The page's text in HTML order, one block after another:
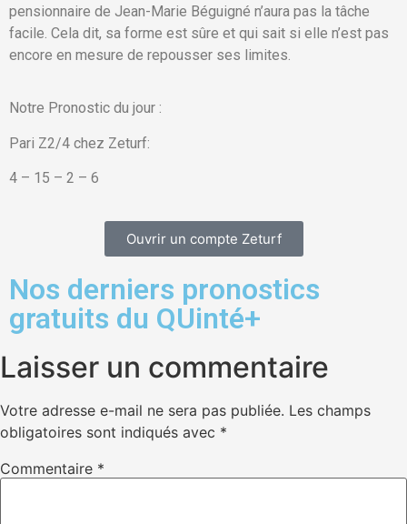
pensionnaire de Jean-Marie Béguigné n’aura pas la tâche
facile. Cela dit, sa forme est sûre et qui sait si elle n’est pas
encore en mesure de repousser ses limites.
Notre Pronostic du jour :
Pari Z2/4 chez Zeturf:
4 – 15 – 2 – 6
Ouvrir un compte Zeturf
Nos derniers pronostics
gratuits du QUinté+
Laisser un commentaire
Votre adresse e-mail ne sera pas publiée. Les champs
obligatoires sont indiqués avec *
Commentaire *